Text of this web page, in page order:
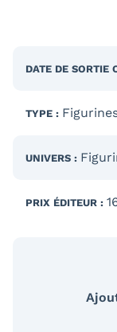
DATE DE SORTIE
TYPE :
UNIVERS :
PRIX ÉDITEUR :